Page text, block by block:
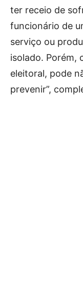
ter receio de
funcionário de
serviço ou
isolado. Porém,
eleitoral, pode
prevenir”,